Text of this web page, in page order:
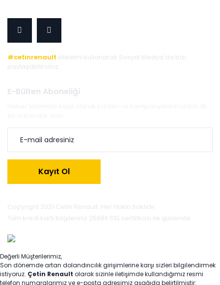
#cetinrenault etiketini kullanarak Sosyal Medya'da bizi
paylaşabilirsiniz.
E-Bülten Aboneliği
Kayıt Ol
Copyright 2021 Cetin Renault. Her Hakkı Saklıdır.
Tüm kredi kartı bilgileriniz 256Bit SSL sertifikası ile güvende.
Değerli Müşterilerimiz,
Son dönemde artan dolandırıcılık girişimlerine karşı sizleri bilgilendirmek
istiyoruz. Çetin Renault olarak sizinle iletişimde kullandığımız resmi
telefon numaralarımız ve e-posta adresimiz aşağıda belirtilmiştir: